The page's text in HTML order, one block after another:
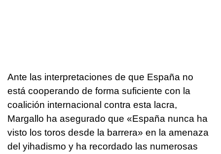
Ante las interpretaciones de que España no
está cooperando de forma suficiente con la
coalición internacional contra esta lacra,
Margallo ha asegurado que «España nunca ha
visto los toros desde la barrera» en la amenaza
del yihadismo y ha recordado las numerosas